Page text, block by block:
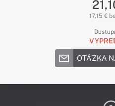
17,15 €
OTÁZKA